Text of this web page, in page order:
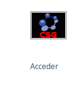
Acceder